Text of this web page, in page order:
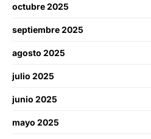
octubre 2025
septiembre 2025
agosto 2025
julio 2025
junio 2025
mayo 2025